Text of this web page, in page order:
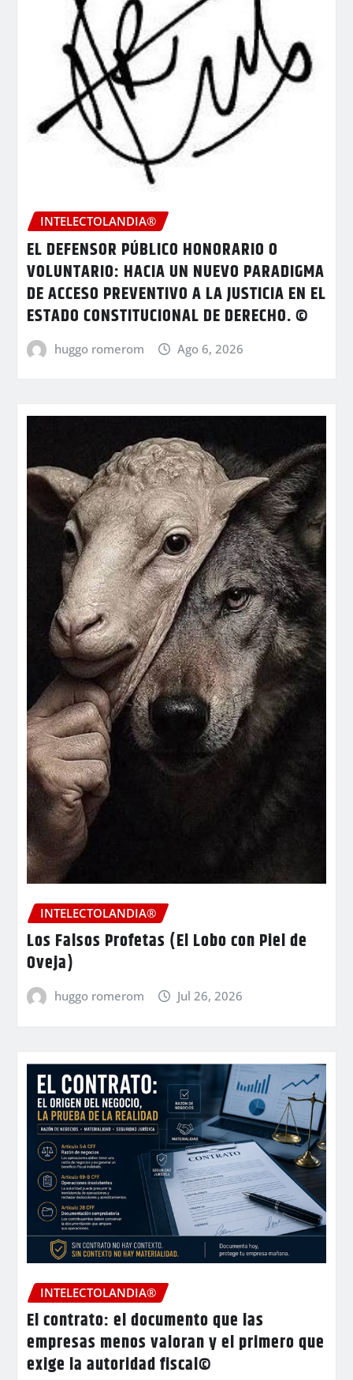
INTELECTOLANDIA®
EL DEFENSOR PÚBLICO HONORARIO O
VOLUNTARIO: HACIA UN NUEVO PARADIGMA
DE ACCESO PREVENTIVO A LA JUSTICIA EN EL
ESTADO CONSTITUCIONAL DE DERECHO. ©
huggo romerom Ago 6, 2026
INTELECTOLANDIA®
Los Falsos Profetas (El Lobo con Piel de
Oveja)
huggo romerom Jul 26, 2026
INTELECTOLANDIA®
El contrato: el documento que las
empresas menos valoran y el primero que
exige la autoridad fiscal©